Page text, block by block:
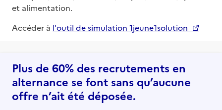
et alimentation.
Accéder à l'outil de simulation 1jeune1solution
Plus de 60% des recrutements en
alternance se font sans qu’aucune
offre n’ait été déposée.